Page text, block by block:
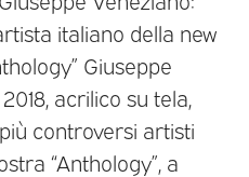
italiano della new
Giuseppe
acrilico su tela,
controversi artisti
“Anthology”, a